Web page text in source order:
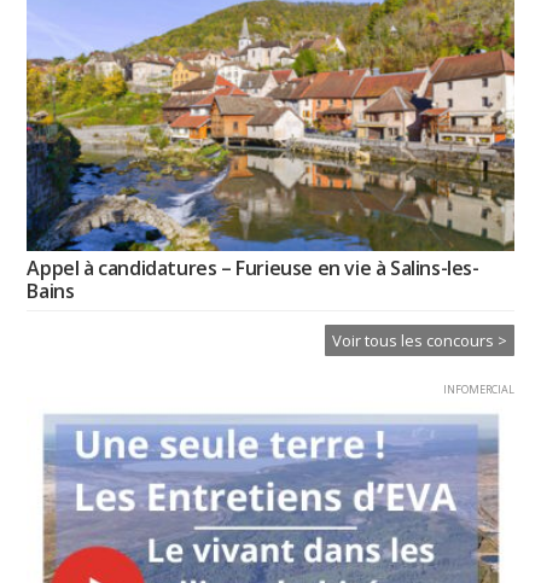
Appel à candidatures – Furieuse en vie à Salins-les-
Bains
Voir tous les concours >
INFOMERCIAL